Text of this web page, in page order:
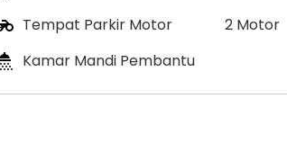
Tempat Parkir Motor
2 Motor
Kamar Mandi Pembantu